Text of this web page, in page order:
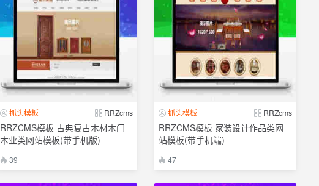
抓头模板 RRZcms
RRZCMS模板 古典复古木材木门
木业类网站模板(带手机版)
39
抓头模板 RRZcms
RRZCMS模板 家装设计作品类网
站模板(带手机端)
47